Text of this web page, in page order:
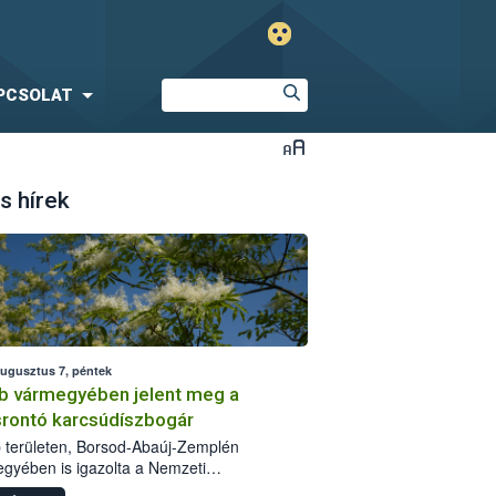
hírek
7, péntek
vármegyében jelent meg a
karcsúdíszbogár
területen, Borsod-Abaúj-Zemplén
is igazolta a Nemzeti
biztonsági Hivatal (Nébih) a